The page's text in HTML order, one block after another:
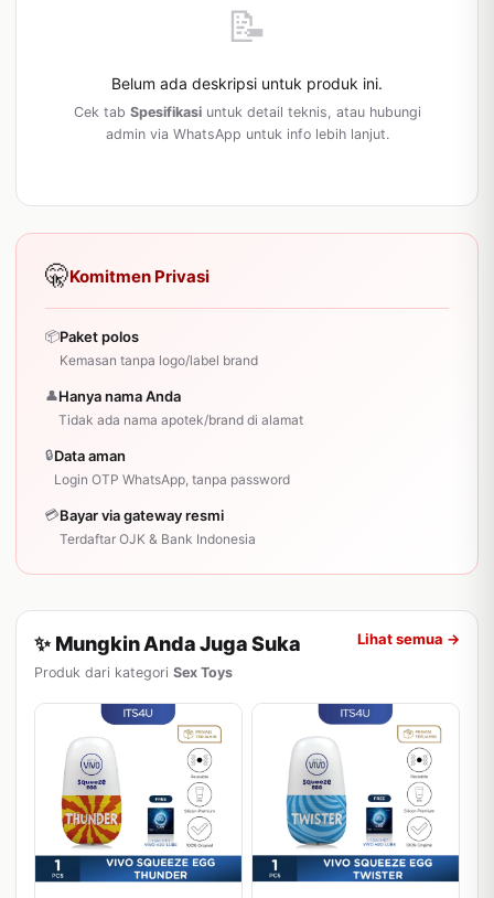
📝
Belum ada deskripsi untuk produk ini.
Cek tab Spesifikasiuntuk detail teknis, atau hubungi
admin via WhatsApp untuk info lebih lanjut.
🤫Komitmen Privasi
📦Paket polos
Kemasan tanpa logo/label brand
👤Hanya nama Anda
Tidak ada nama apotek/brand di alamat
🔒Data aman
Login OTP WhatsApp, tanpa password
💳Bayar via gateway resmi
Terdaftar OJK & Bank Indonesia
✨ Mungkin Anda Juga Suka
Produk dari kategori Sex Toys
Lihat semua →